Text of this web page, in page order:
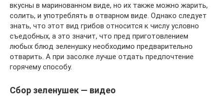
вкусны в маринованном виде, но их также можно жарить,
солить, и употреблять в отварном виде. Однако следует
знать, что этот вид грибов относится к числу условно
съедобных, а это значит, что пред приготовлением
любых блюд зеленушку необходимо предварительно
отварить. А при засолке лучше отдать предпочтение
горячему способу.
Сбор зеленушек — видео